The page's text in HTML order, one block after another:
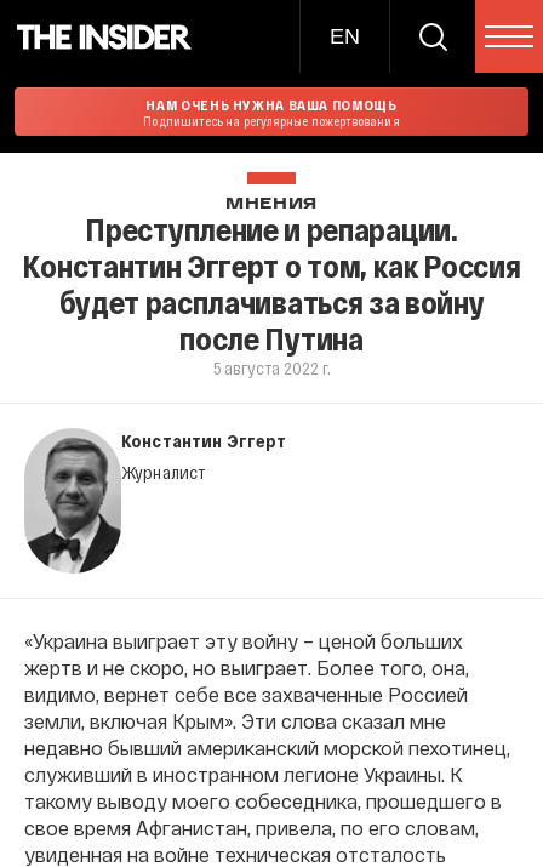
EN
НАМ ОЧЕНЬ НУЖНА ВАША ПОМОЩЬ
Подпишитесь на регулярные пожертвования
МНЕНИЯ
Преступление и репарации.
Константин Эггерт о том, как Россия
будет расплачиваться за войну
после Путина
5 августа 2022 г.
Константин Эггерт
Журналист
«Украина выиграет эту войну – ценой больших
жертв и не скоро, но выиграет. Более того, она,
видимо, вернет себе все захваченные Россией
земли, включая Крым». Эти слова сказал мне
недавно бывший американский морской пехотинец,
служивший в иностранном легионе Украины. К
такому выводу моего собеседника, прошедшего в
свое время Афганистан, привела, по его словам,
увиденная на войне техническая отсталость